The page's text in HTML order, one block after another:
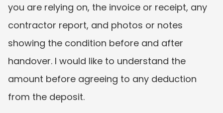
you are relying on, the invoice or receipt, any
contractor report, and photos or notes
showing the condition before and after
handover. I would like to understand the
amount before agreeing to any deduction
from the deposit.